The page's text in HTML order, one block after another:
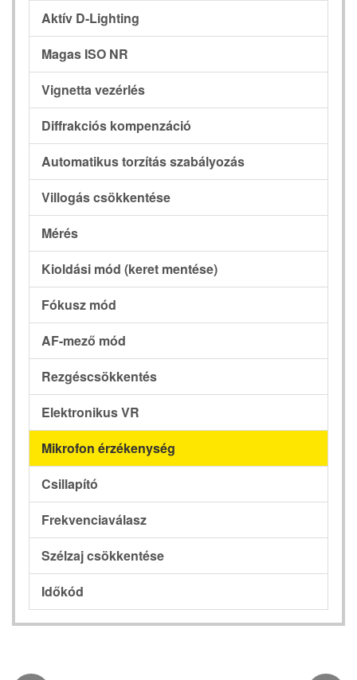
Aktív D-Lighting
Magas ISO NR
Vignetta vezérlés
Diffrakciós kompenzáció
Automatikus torzítás szabályozás
Villogás csökkentése
Mérés
Kioldási mód (keret mentése)
Fókusz mód
AF-mező mód
Rezgéscsökkentés
Elektronikus VR
Mikrofon érzékenység
Csillapító
Frekvenciaválasz
Szélzaj csökkentése
Időkód